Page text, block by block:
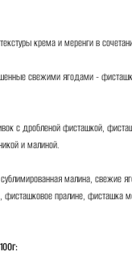
крема и меренги в
свежими ягодами -
с дробленой фисташкой,
и малиной.
малина, свежие
пралине, фисташка